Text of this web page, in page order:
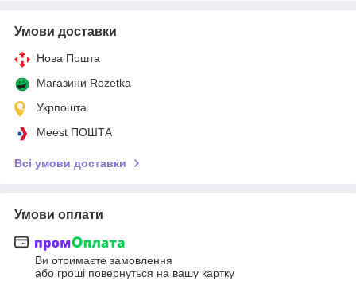
Умови доставки
Нова Пошта
Магазини Rozetka
Укрпошта
Meest ПОШТА
Всі умови доставки
Умови оплати
Ви отримаєте замовлення
або гроші повернуться на вашу картку